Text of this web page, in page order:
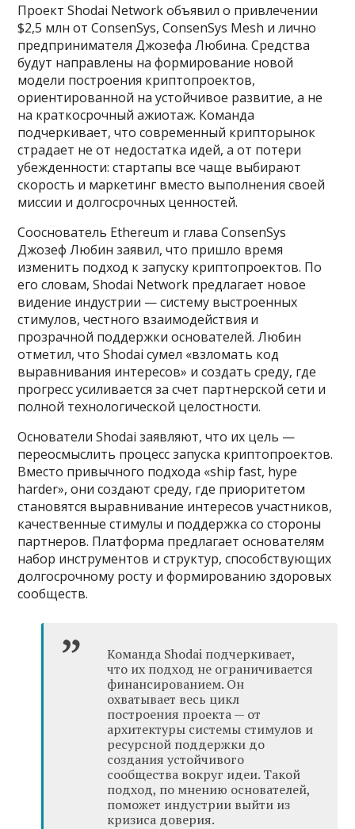
Проект Shodai Network объявил о привлечении
$2,5 млн от ConsenSys, ConsenSys Mesh и лично
предпринимателя Джозефа Любина. Средства
будут направлены на формирование новой
модели построения криптопроектов,
ориентированной на устойчивое развитие, а не
на краткосрочный ажиотаж. Команда
подчеркивает, что современный крипторынок
страдает не от недостатка идей, а от потери
убежденности: стартапы все чаще выбирают
скорость и маркетинг вместо выполнения своей
миссии и долгосрочных ценностей.
Сооснователь Ethereum и глава ConsenSys
Джозеф Любин заявил, что пришло время
изменить подход к запуску криптопроектов. По
его словам, Shodai Network предлагает новое
видение индустрии — систему выстроенных
стимулов, честного взаимодействия и
прозрачной поддержки основателей. Любин
отметил, что Shodai сумел «взломать код
выравнивания интересов» и создать среду, где
прогресс усиливается за счет партнерской сети и
полной технологической целостности.
Основатели Shodai заявляют, что их цель —
переосмыслить процесс запуска криптопроектов.
Вместо привычного подхода «ship fast, hype
harder», они создают среду, где приоритетом
становятся выравнивание интересов участников,
качественные стимулы и поддержка со стороны
партнеров. Платформа предлагает основателям
набор инструментов и структур, способствующих
долгосрочному росту и формированию здоровых
сообществ.
Команда Shodai подчеркивает,
что их подход не ограничивается
финансированием. Он
охватывает весь цикл
построения проекта — от
архитектуры системы стимулов и
ресурсной поддержки до
создания устойчивого
сообщества вокруг идеи. Такой
подход, по мнению основателей,
поможет индустрии выйти из
кризиса доверия.